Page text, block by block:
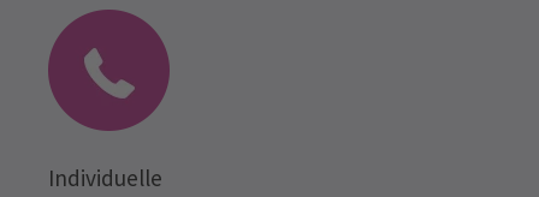
Individuelle